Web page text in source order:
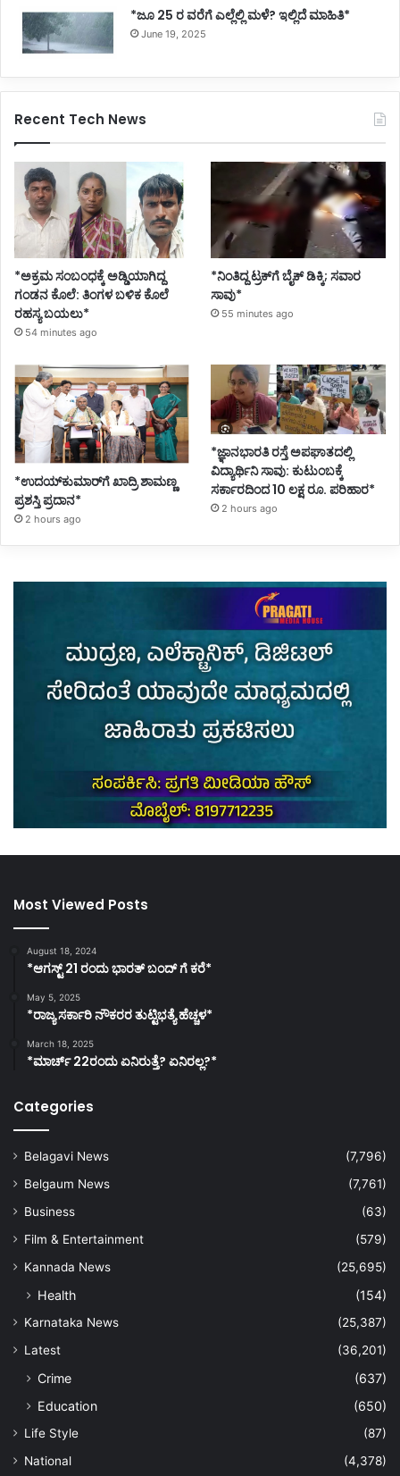
*ಜೂ 25 ರ ವರೆಗೆ ಎಲ್ಲೆಲ್ಲಿ ಮಳೆ? ಇಲ್ಲಿದೆ ಮಾಹಿತಿ*
June 19, 2025
Recent Tech News
*ಅಕ್ರಮ ಸಂಬಂಧಕ್ಕೆ ಅಡ್ಡಿಯಾಗಿದ್ದ
ಗಂಡನ ಕೊಲೆ: ತಿಂಗಳ ಬಳಿಕ ಕೊಲೆ
ರಹಸ್ಯ ಬಯಲು*
54 minutes ago
*ನಿಂತಿದ್ದ ಟ್ರಕ್‌ಗೆ ಬೈಕ್ ಡಿಕ್ಕಿ; ಸವಾರ
ಸಾವು*
55 minutes ago
*ಉದಯ್‌ಕುಮಾರ್‌ಗೆ ಖಾದ್ರಿ ಶಾಮಣ್ಣ
ಪ್ರಶಸ್ತಿ ಪ್ರದಾನ*
2 hours ago
*ಜ್ಞಾನಭಾರತಿ ರಸ್ತೆ ಅಪಘಾತದಲ್ಲಿ
ವಿದ್ಯಾರ್ಥಿನಿ ಸಾವು: ಕುಟುಂಬಕ್ಕೆ
ಸರ್ಕಾರದಿಂದ 10 ಲಕ್ಷ ರೂ. ಪರಿಹಾರ*
2 hours ago
Most Viewed Posts
August 18, 2024
*ಆಗಸ್ಟ್ 21 ರಂದು ಭಾರತ್‌ ಬಂದ್‌ ಗೆ ಕರೆ*
May 5, 2025
*ರಾಜ್ಯ ಸರ್ಕಾರಿ ನೌಕರರ ತುಟ್ಟಿಭತ್ಯೆ ಹೆಚ್ಚಳ*
March 18, 2025
*ಮಾರ್ಚ್ 22ರಂದು ಏನಿರುತ್ತೆ? ಏನಿರಲ್ಲ?*
Categories
Belagavi News
(7,796)
Belgaum News
(7,761)
Business
(63)
Film & Entertainment
(579)
Kannada News
(25,695)
Health (154)
Karnataka News
(25,387)
Latest
(36,201)
Crime
(637)
Education
(650)
Life Style
(87)
National
(4,378)